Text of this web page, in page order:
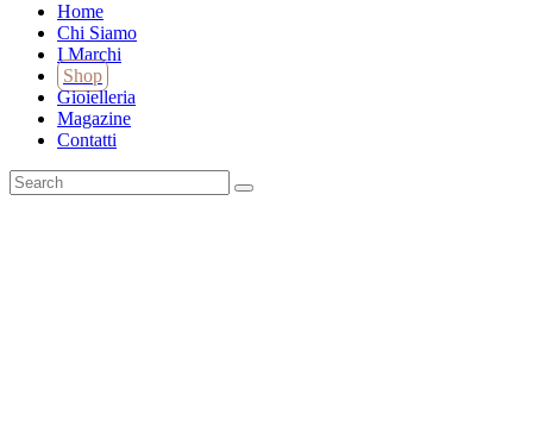
Home
Chi Siamo
I Marchi
Shop
Gioielleria
Magazine
Contatti